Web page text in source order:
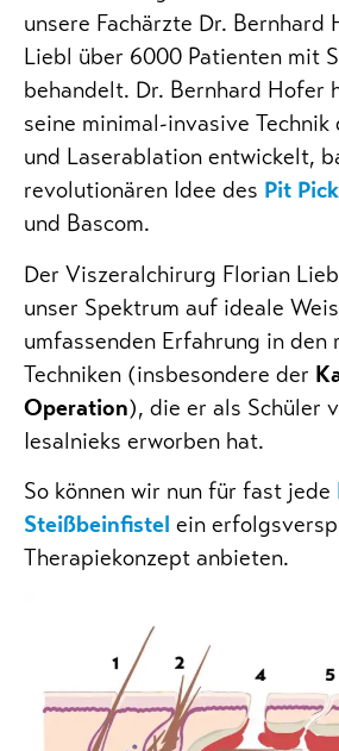
unsere Fachärzte Dr. Bernhard
Liebl über 6000 Patienten mit
behandelt. Dr. Bernhard Hofer
seine minimal-invasive Technik
und Laserablation entwickelt,
revolutionären Idee des Pit
und Bascom.
Der Viszeralchirurg Florian
unser Spektrum auf ideale
umfassenden Erfahrung in den
Techniken (insbesondere der
Operation), die er als Schüler
Iesalnieks erworben hat.
So können wir nun für fast jede
Steißbeinfistel ein
Therapiekonzept anbieten.